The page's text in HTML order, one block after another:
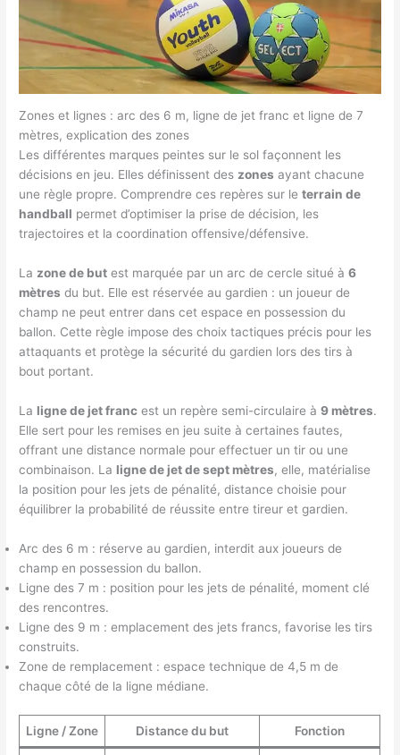
Zones et lignes : arc des 6 m, ligne de jet franc et ligne de 7
mètres, explication des zones
Les différentes marques peintes sur le sol façonnent les
décisions en jeu. Elles définissent deszones ayant chacune
une règle propre. Comprendre ces repères sur leterrain de
handball permet d’optimiser la prise de décision, les
trajectoires et la coordination offensive/défensive.
Lazone de but est marquée par un arc de cercle situé à6
mètres du but. Elle est réservée au gardien : un joueur de
champ ne peut entrer dans cet espace en possession du
ballon. Cette règle impose des choix tactiques précis pour les
attaquants et protège la sécurité du gardien lors des tirs à
bout portant.
La ligne de jet franc est un repère semi-circulaire à9 mètres.
Elle sert pour les remises en jeu suite à certaines fautes,
offrant une distance normale pour effectuer un tir ou une
combinaison. La ligne de jet de sept mètres, elle, matérialise
la position pour les jets de pénalité, distance choisie pour
équilibrer la probabilité de réussite entre tireur et gardien.
Arc des 6 m : réserve au gardien, interdit aux joueurs de
champ en possession du ballon.
Ligne des 7 m : position pour les jets de pénalité, moment clé
des rencontres.
Ligne des 9 m : emplacement des jets francs, favorise les tirs
construits.
Zone de remplacement : espace technique de 4,5 m de
chaque côté de la ligne médiane.
Ligne / Zone Distance du but Fonction